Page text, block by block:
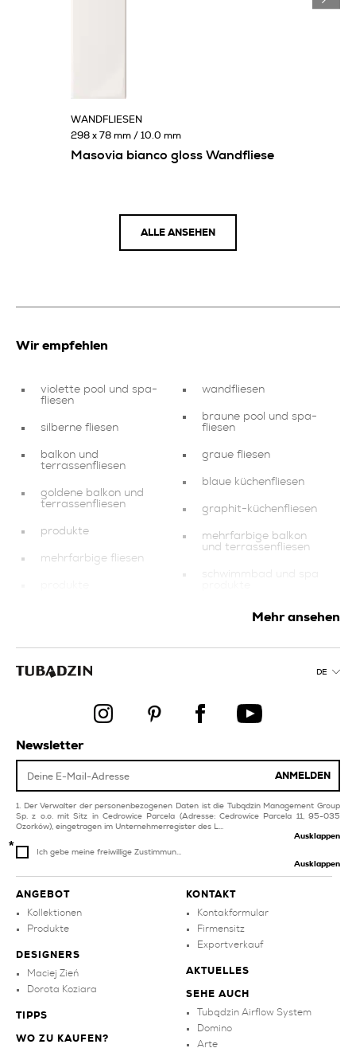
Masovia bianco gloss Wandfliese
WANDFLIESEN
298 x 78 mm / 10.0 mm
ALLE ANSEHEN
Wir empfehlen
violette pool und spa-
fliesen
silberne fliesen
balkon und
terrassenfliesen
goldene balkon und
terrassenfliesen
produkte
mehrfarbige fliesen
goldene fliesen für
kollektionen
treppe produkte
terrassenfliesen
wandfliesen
braune pool und spa-
fliesen
graue fliesen
blaue küchenfliesen
graphit-küchenfliesen
mehrfarbige balkon
und terrassenfliesen
schwimmbad und spa
grüne fliesen
und schlafzimmer
Mehr ansehen
DE
ANGEBOT
Kollektionen
Produkte
DESIGNERS
Maciej Zień
Dorota Koziara
TIPPS
WO ZU KAUFEN?
KONTAKT
Kontakformular
Firmensitz
Exportverkauf
AKTUELLES
SEHE AUCH
Tubądzin Airflow System
Domino
Arte
Newsletter
ANMELDEN
Der Verwalter der personenbezogenen Daten ist die Tubądzin Management Group
Sp. z o.o. mit Sitz in Cedrowice Parcela (Adresse: Cedrowice Parcela 11, 95-035
Ozorków), eingetragen im Unternehmerregister des L...
Ausklappen
Ich gebe meine freiwillige Zustimmun...
Ausklappen